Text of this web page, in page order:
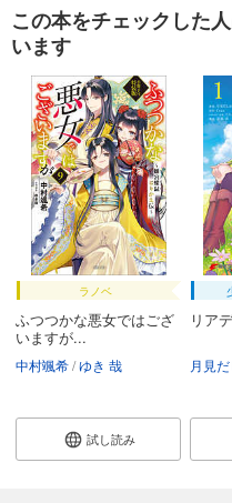
この本をチェックした
います
ラノベ
ふつつかな悪女ではござ
いますが...
中村颯希 ゆき 哉
試し読み
リア
月見